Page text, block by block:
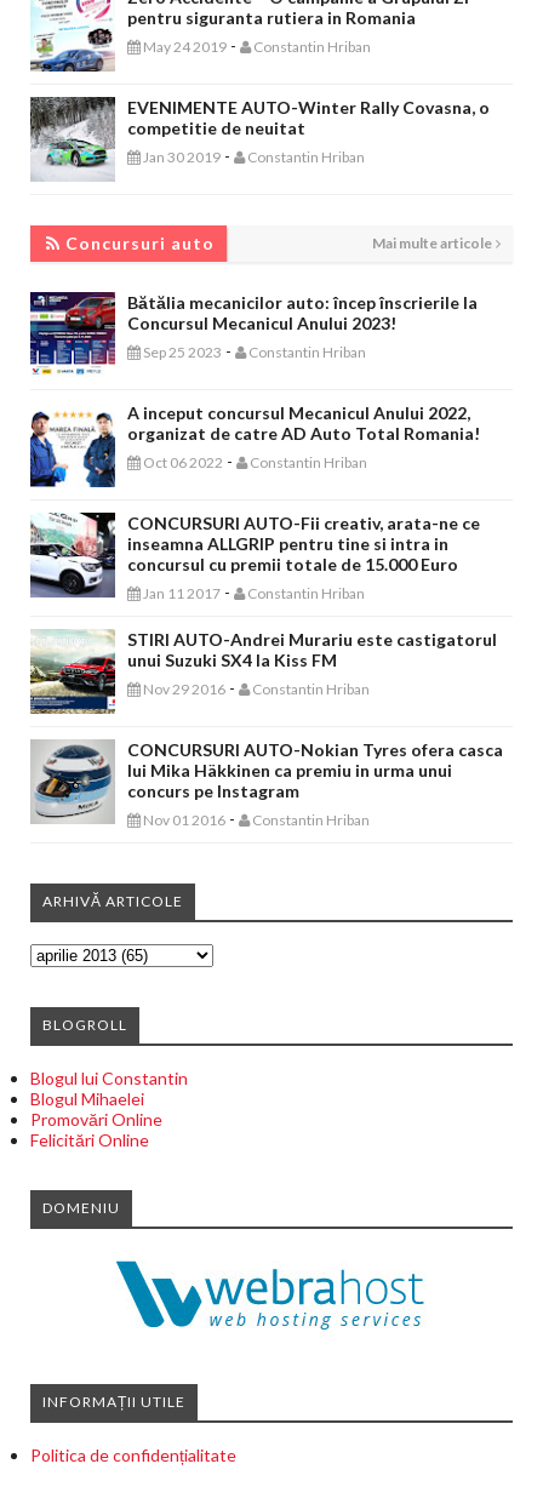
pentru siguranta rutiera in Romania
May 24 2019 - Constantin Hriban
EVENIMENTE AUTO-Winter Rally Covasna, o
competitie de neuitat
Jan 30 2019 - Constantin Hriban
Concursuri auto Mai multe articole
Bătălia mecanicilor auto: încep înscrierile la
Concursul Mecanicul Anului 2023!
Sep 25 2023 - Constantin Hriban
A inceput concursul Mecanicul Anului 2022,
organizat de catre AD Auto Total Romania!
Oct 06 2022 - Constantin Hriban
CONCURSURI AUTO-Fii creativ, arata-ne ce
inseamna ALLGRIP pentru tine si intra in
concursul cu premii totale de 15.000 Euro
Jan 11 2017 - Constantin Hriban
STIRI AUTO-Andrei Murariu este castigatorul
unui Suzuki SX4 la Kiss FM
Nov 29 2016 - Constantin Hriban
CONCURSURI AUTO-Nokian Tyres ofera casca
lui Mika Häkkinen ca premiu in urma unui
concurs pe Instagram
Nov 01 2016 - Constantin Hriban
ARHIVĂ ARTICOLE
BLOGROLL
Blogul lui Constantin
Blogul Mihaelei
Promovări Online
Felicitări Online
DOMENIU
INFORMAȚII UTILE
Politica de confidențialitate